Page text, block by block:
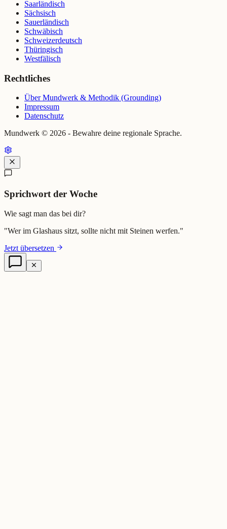
Saarländisch
Sächsisch
Sauerländisch
Schwäbisch
Schweizerdeutsch
Thüringisch
Westfälisch
Rechtliches
Über Mundwerk & Methodik (Grounding)
Impressum
Datenschutz
Mundwerk © 2026 - Bewahre deine regionale Sprache.
Sprichwort der Woche
Wie sagt man das bei dir?
"Wer im Glashaus sitzt, sollte nicht mit Steinen werfen."
Jetzt übersetzen